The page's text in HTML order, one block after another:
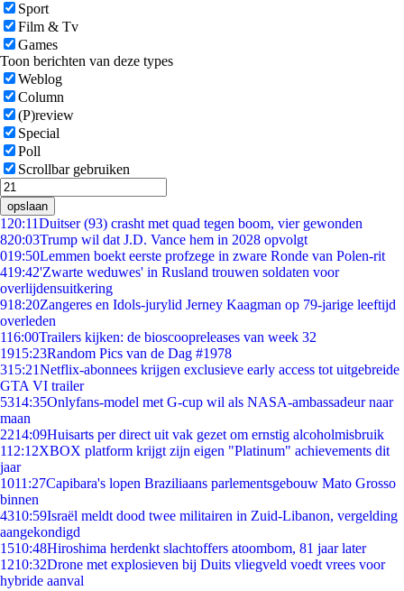
Sport
Film & Tv
Games
Toon berichten van deze types
Weblog
Column
(P)review
Special
Poll
Scrollbar gebruiken
opslaan
1 20:11Duitser (93) crasht met quad tegen boom, vier gewonden
820:03Trump wil dat J.D. Vance hem in 2028 opvolgt
019:50Lemmen boekt eerste profzege in zware Ronde van Polen-rit
419:42'Zwarte weduwes' in Rusland trouwen soldaten voor
overlijdensuitkering
918:20Zangeres en Idols-jurylid Jerney Kaagman op 79-jarige leeftijd
overleden
116:00Trailers kijken: de bioscoopreleases van week 32
1915:23Random Pics van de Dag #1978
315:21Netflix-abonnees krijgen exclusieve early access tot uitgebreide
GTA VI trailer
5314:35Onlyfans-model met G-cup wil als NASA-ambassadeur naar
maan
2214:09Huisarts per direct uit vak gezet om ernstig alcoholmisbruik
112:12XBOX platform krijgt zijn eigen "Platinum" achievements dit
jaar
1011:27Capibara's lopen Braziliaans parlementsgebouw Mato Grosso
binnen
4310:59Israël meldt dood twee militairen in Zuid-Libanon, vergelding
aangekondigd
1510:48Hiroshima herdenkt slachtoffers atoombom, 81 jaar later
1210:32Drone met explosieven bij Duits vliegveld voedt vrees voor
hybride aanval